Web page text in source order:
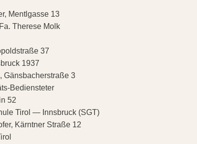
Mentlgasse 13
Therese Molk
37
1937
Gänsbacherstraße 3
Bediensteter
52
Tirol — Innsbruck (SGT)
Kärntner Straße 12